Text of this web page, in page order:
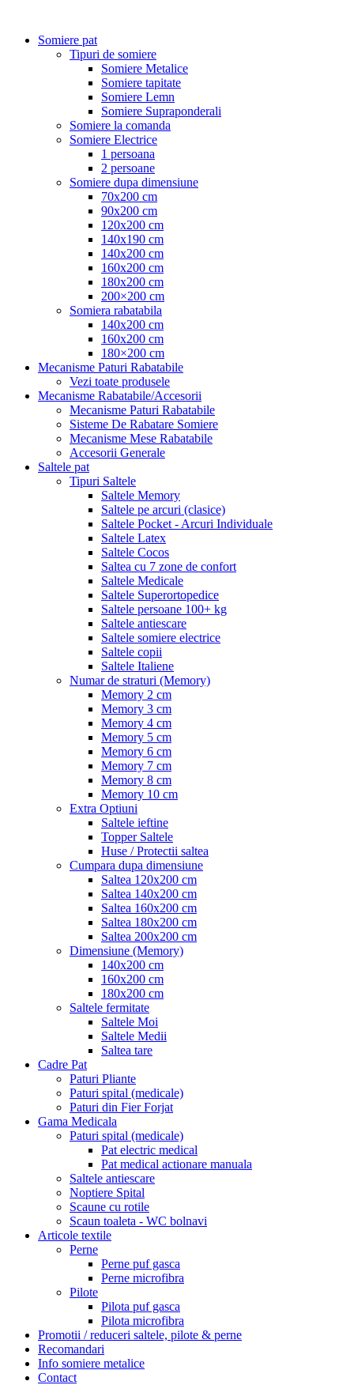
Somiere pat
Tipuri de somiere
Somiere Metalice
Somiere tapitate
Somiere Lemn
Somiere Supraponderali
Somiere la comanda
Somiere Electrice
1 persoana
2 persoane
Somiere dupa dimensiune
70x200 cm
90x200 cm
120x200 cm
140x190 cm
140x200 cm
160x200 cm
180x200 cm
200×200 cm
Somiera rabatabila
140x200 cm
160x200 cm
180×200 cm
Mecanisme Paturi Rabatabile
Vezi toate produsele
Mecanisme Rabatabile/Accesorii
Mecanisme Paturi Rabatabile
Sisteme De Rabatare Somiere
Mecanisme Mese Rabatabile
Accesorii Generale
Saltele pat
Tipuri Saltele
Saltele Memory
Saltele pe arcuri (clasice)
Saltele Pocket - Arcuri Individuale
Saltele Latex
Saltele Cocos
Saltea cu 7 zone de confort
Saltele Medicale
Saltele Superortopedice
Saltele persoane 100+ kg
Saltele antiescare
Saltele somiere electrice
Saltele copii
Saltele Italiene
Numar de straturi (Memory)
Memory 2 cm
Memory 3 cm
Memory 4 cm
Memory 5 cm
Memory 6 cm
Memory 7 cm
Memory 8 cm
Memory 10 cm
Extra Optiuni
Saltele ieftine
Topper Saltele
Huse / Protectii saltea
Cumpara dupa dimensiune
Saltea 120x200 cm
Saltea 140x200 cm
Saltea 160x200 cm
Saltea 180x200 cm
Saltea 200x200 cm
Dimensiune (Memory)
140x200 cm
160x200 cm
180x200 cm
Saltele fermitate
Saltele Moi
Saltele Medii
Saltea tare
Cadre Pat
Paturi Pliante
Paturi spital (medicale)
Paturi din Fier Forjat
Gama Medicala
Paturi spital (medicale)
Pat electric medical
Pat medical actionare manuala
Saltele antiescare
Noptiere Spital
Scaune cu rotile
Scaun toaleta - WC bolnavi
Articole textile
Perne
Perne puf gasca
Perne microfibra
Pilote
Pilota puf gasca
Pilota microfibra
Promotii / reduceri saltele, pilote & perne
Recomandari
Info somiere metalice
Contact